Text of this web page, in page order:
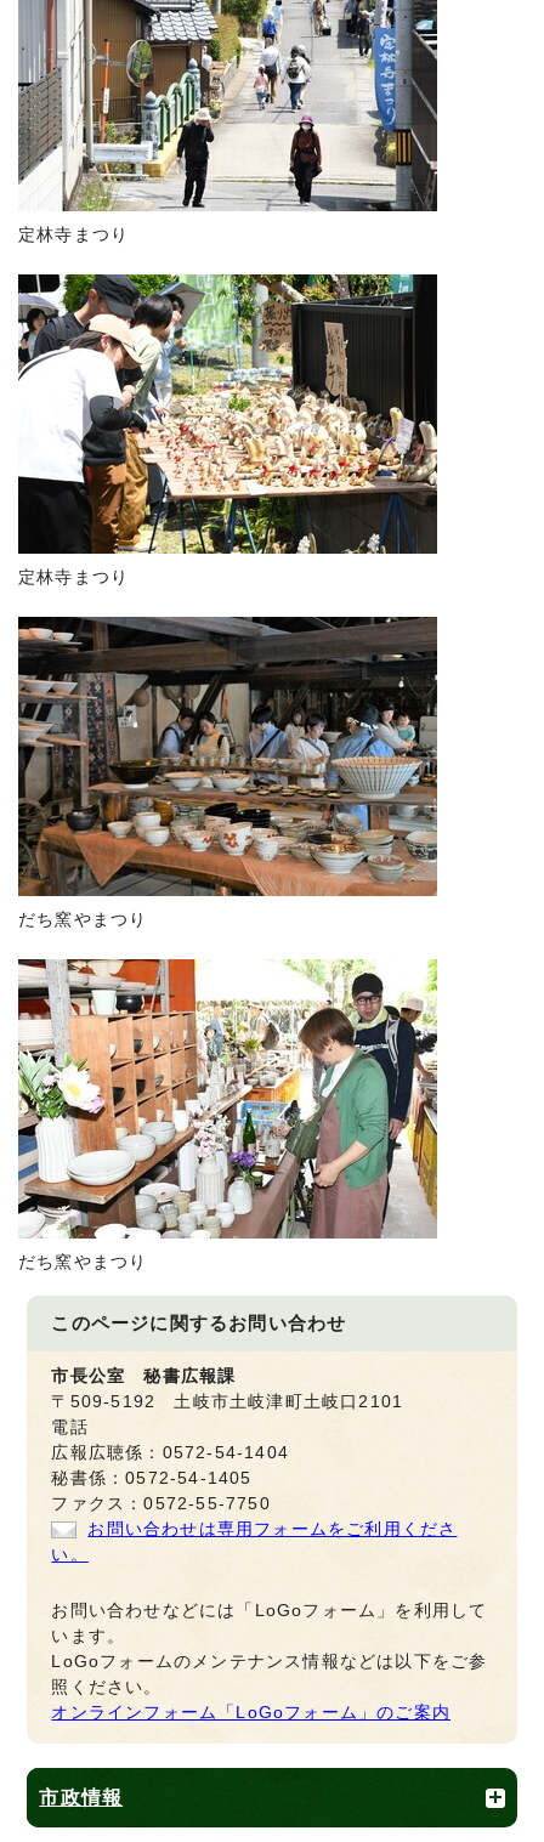
定林寺まつり
定林寺まつり
だち窯やまつり
だち窯やまつり
このページに関するお問い合わせ
市長公室 秘書広報課
〒509-5192 土岐市土岐津町土岐口2101
電話
広報広聴係：0572-54-1404
秘書係：0572-54-1405
ファクス：0572-55-7750
お問い合わせは専用フォームをご利用くださ
い。
お問い合わせなどには「LoGoフォーム」を利用して
います。
LoGoフォームのメンテナンス情報などは以下をご参
照ください。
オンラインフォーム「LoGoフォーム」のご案内
市政情報